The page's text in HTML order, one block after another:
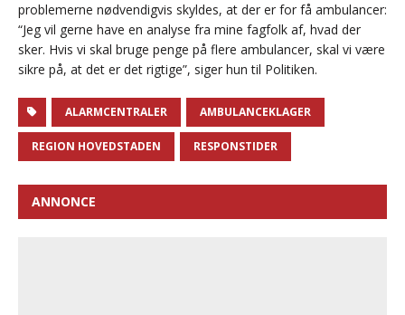
problemerne nødvendigvis skyldes, at der er for få ambulancer:
“Jeg vil gerne have en analyse fra mine fagfolk af, hvad der
sker. Hvis vi skal bruge penge på flere ambulancer, skal vi være
sikre på, at det er det rigtige”, siger hun til Politiken.
ALARMCENTRALER AMBULANCEKLAGER
REGION HOVEDSTADEN RESPONSTIDER
ANNONCE